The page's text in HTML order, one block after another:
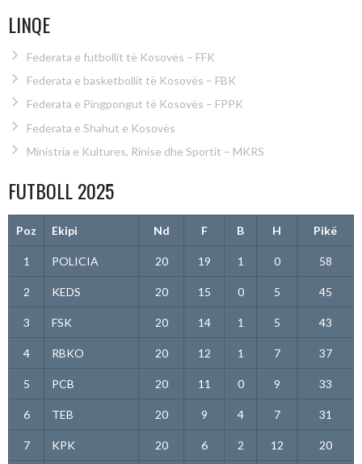
LINQE
Federata e futbollit të Kosovës – FFK
Federata e basketbollit të Kosovës – FBK
Federata e Pingpongut të Kosovës – FPPK
Federata e Shahut e Kosovës
Ministria e Kultures, Rinise dhe Sportit – MKRS
FUTBOLL 2025
Poz Ekipi Nd F B H Pikë
1 POLICIA 20 19 1 0 58
2 KEDS 20 15 0 5 45
3 FSK 20 14 1 5 43
4 RBKO 20 12 1 7 37
5 PCB 20 11 0 9 33
6 TEB 20 9 4 7 31
7 KPK 20 6 2 12 20